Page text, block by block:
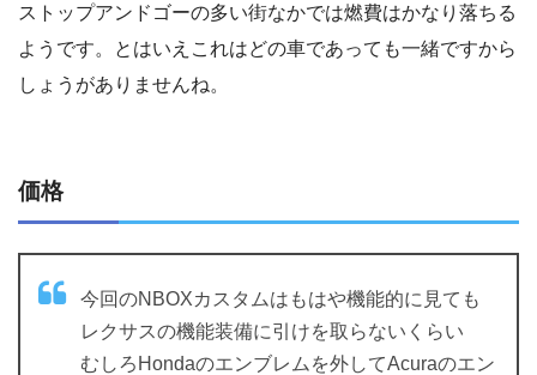
ストップアンドゴーの多い街なかでは燃費はかなり落ちる
ようです。とはいえこれはどの車であっても一緒ですから
しょうがありませんね。
価格
今回のNBOXカスタムはもはや機能的に見ても
レクサスの機能装備に引けを取らないくらい
むしろHondaのエンブレムを外してAcuraのエン